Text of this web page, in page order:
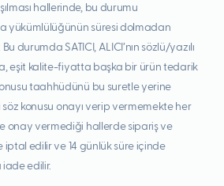
hallerinde, bu durumu
yükümlülüğünün süresi dolmadan
durumda SATICI, ALICI’nın sözlü/yazılı
eşit kalite-fiyatta başka bir ürün tedarik
taahhüdünü bu suretle yerine
söz konusu onayı verip vermemekte her
onay vermediği hallerde sipariş ve
iptal edilir ve 14 günlük süre içinde
iade edilir.